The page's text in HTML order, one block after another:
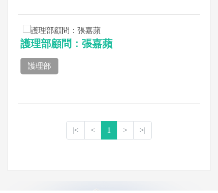
護理部顧問：張嘉蘋
護理部
|< < 1 > >|